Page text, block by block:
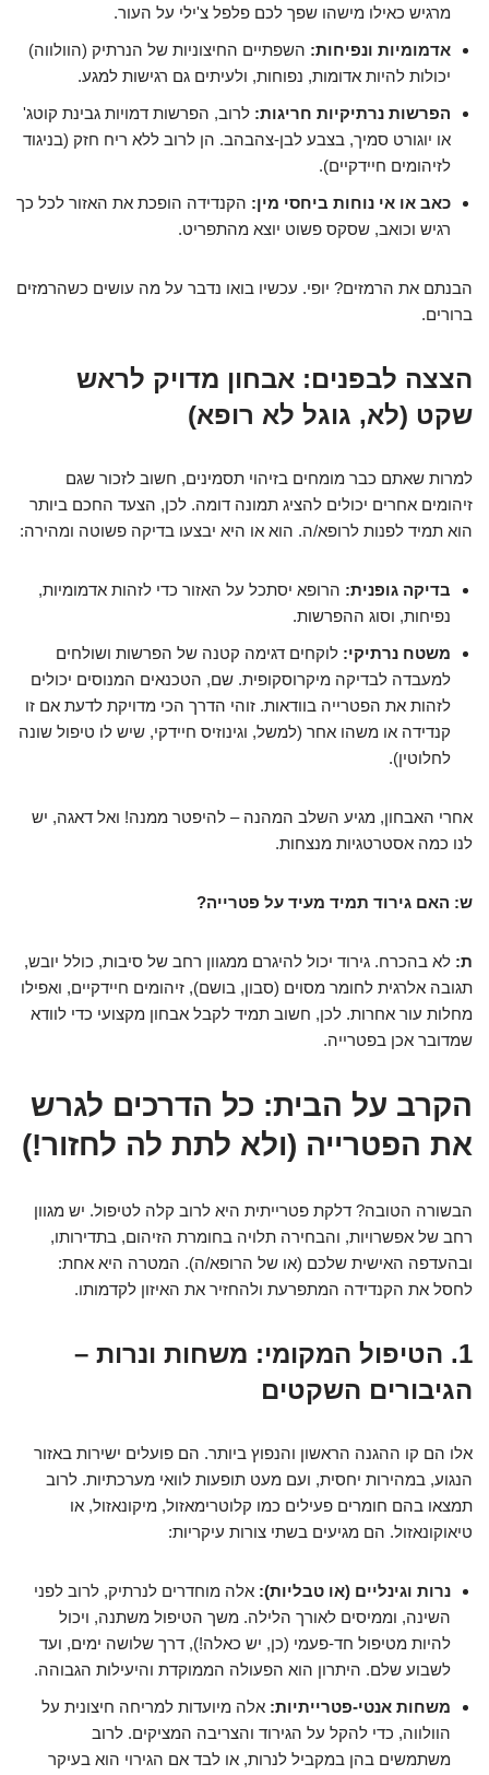
מרגיש כאילו מישהו שפך לכם פלפל צ'ילי על העור.
אדמומיות ונפיחות: השפתיים החיצוניות של הנרתיק (הוולווה)
יכולות להיות אדומות, נפוחות, ולעיתים גם רגישות למגע.
הפרשות נרתיקיות חריגות: לרוב, הפרשות דמויות גבינת קוטג'
או יוגורט סמיך, בצבע לבן-צהבהב. הן לרוב ללא ריח חזק (בניגוד
לזיהומים חיידקיים).
כאב או אי נוחות ביחסי מין: הקנדידה הופכת את האזור לכל כך
רגיש וכואב, שסקס פשוט יוצא מהתפריט.
הבנתם את הרמזים? יופי. עכשיו בואו נדבר על מה עושים כשהרמזים
ברורים.
הצצה לבפנים: אבחון מדויק לראש
שקט (לא, גוגל לא רופא)
למרות שאתם כבר מומחים בזיהוי תסמינים, חשוב לזכור שגם
זיהומים אחרים יכולים להציג תמונה דומה. לכן, הצעד החכם ביותר
הוא תמיד לפנות לרופא/ה. הוא או היא יבצעו בדיקה פשוטה ומהירה:
בדיקה גופנית: הרופא יסתכל על האזור כדי לזהות אדמומיות,
נפיחות, וסוג ההפרשות.
משטח נרתיקי: לוקחים דגימה קטנה של הפרשות ושולחים
למעבדה לבדיקה מיקרוסקופית. שם, הטכנאים המנוסים יכולים
לזהות את הפטרייה בוודאות. זוהי הדרך הכי מדויקת לדעת אם זו
קנדידה או משהו אחר (למשל, וגינוזיס חיידקי, שיש לו טיפול שונה
לחלוטין).
אחרי האבחון, מגיע השלב המהנה – להיפטר ממנה! ואל דאגה, יש
לנו כמה אסטרטגיות מנצחות.
ש: האם גירוד תמיד מעיד על פטרייה?
ת: לא בהכרח. גירוד יכול להיגרם ממגוון רחב של סיבות, כולל יובש,
תגובה אלרגית לחומר מסוים (סבון, בושם), זיהומים חיידקיים, ואפילו
מחלות עור אחרות. לכן, חשוב תמיד לקבל אבחון מקצועי כדי לוודא
שמדובר אכן בפטרייה.
הקרב על הבית: כל הדרכים לגרש
את הפטרייה (ולא לתת לה לחזור!)
הבשורה הטובה? דלקת פטרייתית היא לרוב קלה לטיפול. יש מגוון
רחב של אפשרויות, והבחירה תלויה בחומרת הזיהום, בתדירותו,
ובהעדפה האישית שלכם (או של הרופא/ה). המטרה היא אחת:
לחסל את הקנדידה המתפרעת ולהחזיר את האיזון לקדמותו.
1. הטיפול המקומי: משחות ונרות –
הגיבורים השקטים
אלו הם קו ההגנה הראשון והנפוץ ביותר. הם פועלים ישירות באזור
הנגוע, במהירות יחסית, ועם מעט תופעות לוואי מערכתיות. לרוב
תמצאו בהם חומרים פעילים כמו קלוטרימאזול, מיקונאזול, או
טיאוקונאזול. הם מגיעים בשתי צורות עיקריות:
נרות וגינליים (או טבליות): אלה מוחדרים לנרתיק, לרוב לפני
השינה, וממיסים לאורך הלילה. משך הטיפול משתנה, ויכול
להיות מטיפול חד-פעמי (כן, יש כאלה!), דרך שלושה ימים, ועד
לשבוע שלם. היתרון הוא הפעולה הממוקדת והיעילות הגבוהה.
משחות אנטי-פטרייתיות: אלה מיועדות למריחה חיצונית על
הוולווה, כדי להקל על הגירוד והצריבה המציקים. לרוב
משתמשים בהן במקביל לנרות, או לבד אם הגירוי הוא בעיקר